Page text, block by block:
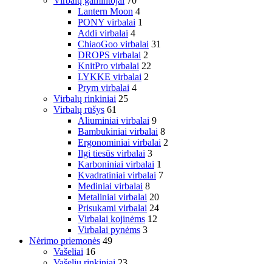
Lantern Moon 4
PONY virbalai 1
Addi virbalai 4
ChiaoGoo virbalai 31
DROPS virbalai 2
KnitPro virbalai 22
LYKKE virbalai 2
Prym virbalai 4
Virbalų rinkiniai 25
Virbalų rūšys 61
Aliuminiai virbalai 9
Bambukiniai virbalai 8
Ergonominiai virbalai 2
Ilgi tiesūs virbalai 3
Karboniniai virbalai 1
Kvadratiniai virbalai 7
Mediniai virbalai 8
Metaliniai virbalai 20
Prisukami virbalai 24
Virbalai kojinėms 12
Virbalai pynėms 3
Nėrimo priemonės 49
Vašeliai 16